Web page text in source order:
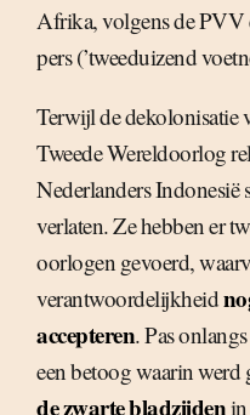
Afrika, volgens de PVV
pers (’tweeduizend
Terwijl de dekolonisatie
Tweede Wereldoorlog
Nederlanders Indonesië
verlaten. Ze hebben er
oorlogen gevoerd,
verantwoordelijkheid
accepteren. Pas
een betoog waarin werd
de zwarte bladzijdenin